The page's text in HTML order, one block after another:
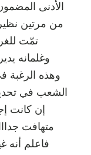
من مرتين
تمّت
وغلمانه
وهذه الرغبة
الشعب في
إن كانت
متهافت
فاعلم